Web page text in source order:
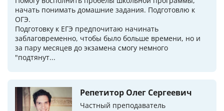
начать понимать домашние задания. Подготовлю к
ОГЭ.
Подготовку к ЕГЭ предпочитаю начинать
заблаговременно, чтобы было больше времени, но и
за пару месяцев до экзамена смогу немного
"подтянут...
Репетитор Олег Сергеевич
Частный преподаватель